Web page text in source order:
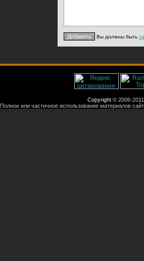
Вы должны быть
Copyright © 2006-
Полное или частичное использование материалов